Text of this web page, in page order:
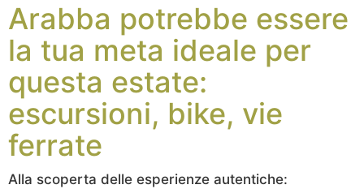
Arabba potrebbe essere
la tua meta ideale per
questa estate:
escursioni, bike, vie
ferrate
Alla scoperta delle esperienze autentiche: